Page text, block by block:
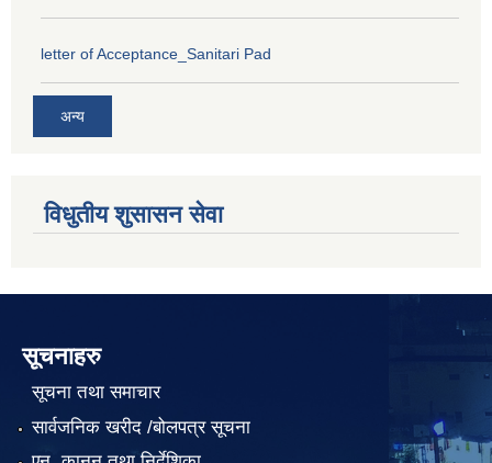
letter of Acceptance_Sanitari Pad
अन्य
विधुतीय शुसासन सेवा
सूचनाहरु
सूचना तथा समाचार
सार्वजनिक खरीद /बोलपत्र सूचना